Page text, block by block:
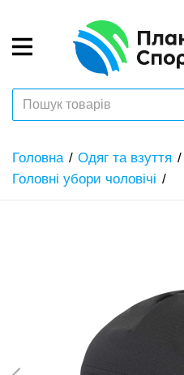
Головна Одяг та взуття
Головні убори чоловічі